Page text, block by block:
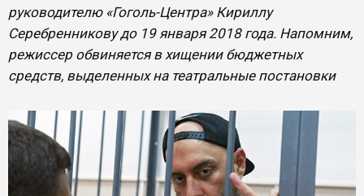
руководителю «Гоголь-Центра» Кириллу
Серебренникову до 19 января 2018 года. Напомним,
режиссер обвиняется в хищении бюджетных
средств, выделенных на театральные постановки